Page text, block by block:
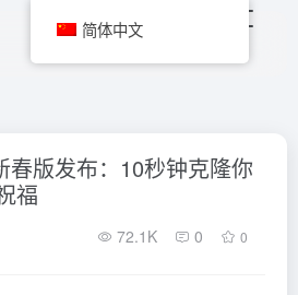
春版发布：10秒钟克隆你
福
72.1K 0 0
简体中文